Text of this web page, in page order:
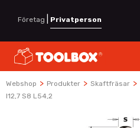
Företag Privatperson
Webshop > Produkter > Skaftfräsar >
I12,7 S8 L54,2